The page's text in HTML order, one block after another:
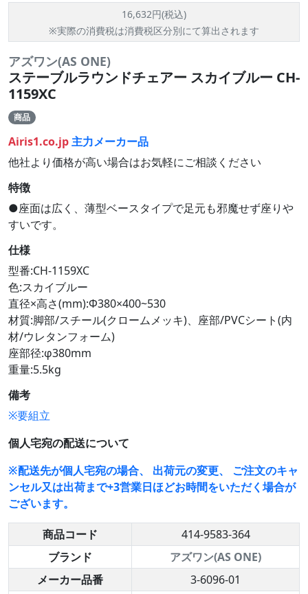
16,632円(税込)
※実際の消費税は消費税区分別にて算出されます
アズワン(AS ONE)
ステーブルラウンドチェアー スカイブルー CH-
1159XC
商品
Airis1.co.jp主力メーカー品
他社より価格が高い場合はお気軽にご相談ください
特徴
●座面は広く、薄型ベースタイプで足元も邪魔せず座りや
すいです。
仕様
型番:CH-1159XC
色:スカイブルー
直径×高さ(mm):Φ380×400~530
材質:脚部/スチール(クロームメッキ)、座部/PVCシート(内
材/ウレタンフォーム)
座部径:φ380mm
重量:5.5kg
備考
※要組立
個人宅宛の配送について
※配送先が個人宅宛の場合、 出荷元の変更、 ご注文のキャ
ンセル又は出荷まで+3営業日ほどお時間をいただく場合が
ございます。
商品コード
414-9583-364
ブランド
アズワン(AS ONE)
メーカー品番
3-6096-01